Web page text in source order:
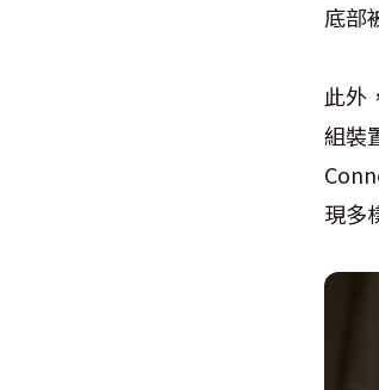
底部
此外
組裝
現多